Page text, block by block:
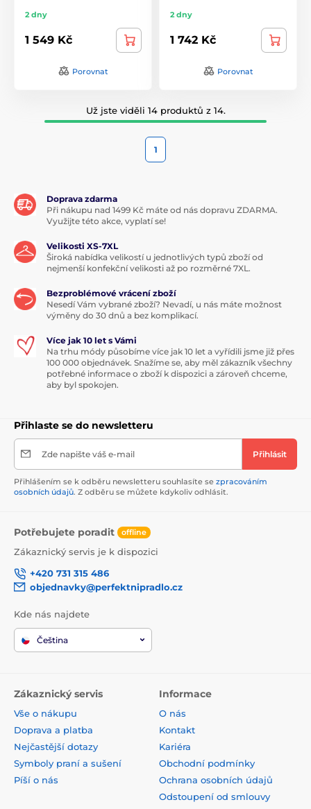
2 dny
1 549 Kč
Porovnat
2 dny
1 742 Kč
Porovnat
Už jste viděli 14 produktů z 14.
1
Doprava zdarma
Při nákupu nad 1499 Kč máte od nás dopravu ZDARMA.
Využijte této akce, vyplatí se!
Velikosti XS-7XL
Široká nabídka velikostí u jednotlivých typů zboží od
nejmenší konfekční velikosti až po rozměrné 7XL.
Bezproblémové vrácení zboží
Nesedí Vám vybrané zboží? Nevadí, u nás máte možnost
výměny do 30 dnů a bez komplikací.
Více jak 10 let s Vámi
Na trhu módy působíme více jak 10 let a vyřídili jsme již přes
100 000 objednávek. Snažíme se, aby měl zákazník všechny
potřebné informace o zboží k dispozici a zároveň chceme,
aby byl spokojen.
Přihlaste se do newsletteru
Zde napište váš e-mail Přihlásit
Přihlášením se k odběru newsletteru souhlasíte se zpracováním
osobních údajů. Z odběru se můžete kdykoliv odhlásit.
Potřebujete poradit offline
Zákaznický servis je k dispozici
+420 731 315 486
objednavky@perfektnipradlo.cz
Kde nás najdete
Čeština
Zákaznický servis
Vše o nákupu
Doprava a platba
Nejčastější dotazy
Symboly praní a sušení
Píší o nás
Informace
O nás
Kontakt
Kariéra
Obchodní podmínky
Ochrana osobních údajů
Odstoupení od smlouvy